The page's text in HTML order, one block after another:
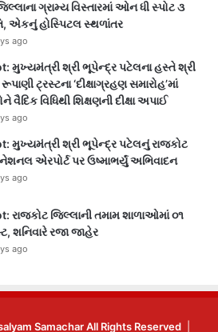
ગ્રામ્ય વિસ્તારમાં ઓન ધી સ્પોટ ૩
એકનું હોસ્પિટલ સ્થળાંતર
ago
મુખ્યમંત્રી શ્રી ભૂપેન્દ્ર પટેલના હસ્તે શ્રી
ટ્રસ્ટના ‘દીક્ષાગ્રહણ સમારોહ’માં
વૈદિક વિધિથી શિક્ષણની દીક્ષા અપાઈ
ago
મુખ્યમંત્રી શ્રી ભૂપેન્દ્ર પટેલનું રાજકોટ
એરપોર્ટ પર ઉષ્માભર્યું અભિવાદન
ago
રાજકોટ જિલ્લાની તમામ શાળાઓમાં ૦૧
શનિવારે રજા જાહેર
ago
Samachar All Rights Reserved